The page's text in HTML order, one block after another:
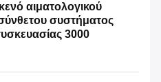
αιματολογικού
συστήματος
3000